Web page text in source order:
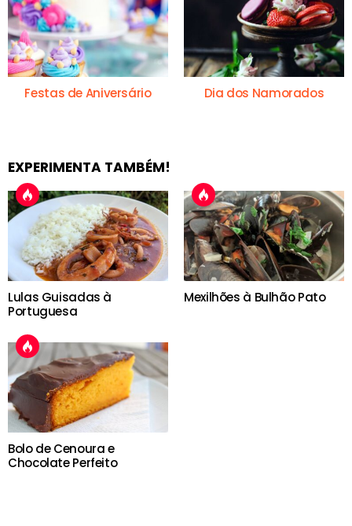
Festas de Aniversário Dia dos Namorados
EXPERIMENTA TAMBÉM!
Lulas Guisadas à
Portuguesa
Mexilhões à Bulhão Pato
Bolo de Cenoura e
Chocolate Perfeito